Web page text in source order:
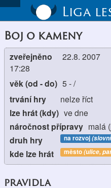
Liga
Boj o kameny
zveřejněno
22.8. 2007
17:28
věk (od - do) 5 -/
trvání hry nelze říct
lze hrát (kdy) ve dne
náročnost přípravy malá
druh hry na rozvoj
kde lze hrát město(ulice,
pravidla